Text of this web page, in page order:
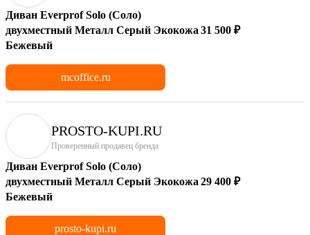
Диван Everprof Solo (Соло)
двухместный Металл Серый Экокожа
Бежевый
31 500 ₽
mcoffice.ru
PROSTO-KUPI.RU
Проверенный продавец бренда
Диван Everprof Solo (Соло)
двухместный Металл Серый Экокожа
Бежевый
29 400 ₽
prosto-kupi.ru